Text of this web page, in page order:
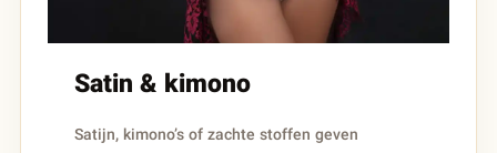
Satin & kimono
Satijn, kimono’s of zachte stoffen geven